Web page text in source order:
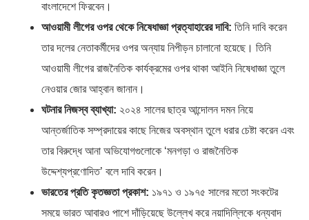
বাংলাদেশে ফিরবেন।
আওয়ামী লীগের ওপর থেকে নিষেধাজ্ঞা প্রত্যাহারের দাবি: তিনি দাবি করেন
তার দলের নেতাকর্মীদের ওপর অন্যায় নিপীড়ন চালানো হয়েছে। তিনি
আওয়ামী লীগের রাজনৈতিক কার্যক্রমের ওপর থাকা আইনি নিষেধাজ্ঞা তুলে
নেওয়ার জোর আহ্বান জানান।
ঘটনার নিজস্ব ব্যাখ্যা: ২০২৪ সালের ছাত্র আন্দোলন দমন নিয়ে
আন্তর্জাতিক সম্প্রদায়ের কাছে নিজের অবস্থান তুলে ধরার চেষ্টা করেন এবং
তার বিরুদ্ধে আনা অভিযোগগুলোকে ‘মনগড়া ও রাজনৈতিক
উদ্দেশ্যপ্রণোদিত’ বলে দাবি করেন।
ভারতের প্রতি কৃতজ্ঞতা প্রকাশ: ১৯৭১ ও ১৯৭৫ সালের মতো সংকটের
সময়ে ভারত আবারও পাশে দাঁড়িয়েছে উল্লেখ করে নয়াদিল্লিকে ধন্যবাদ